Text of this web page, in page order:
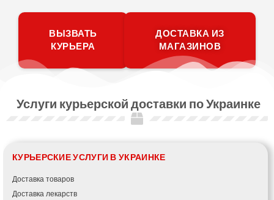
ВЫЗВАТЬ
КУРЬЕРА
ДОСТАВКА ИЗ
МАГАЗИНОВ
Услуги курьерской доставки по Украинке
КУРЬЕРСКИЕ УСЛУГИ В УКРАИНКЕ
Доставка товаров
Доставка лекарств